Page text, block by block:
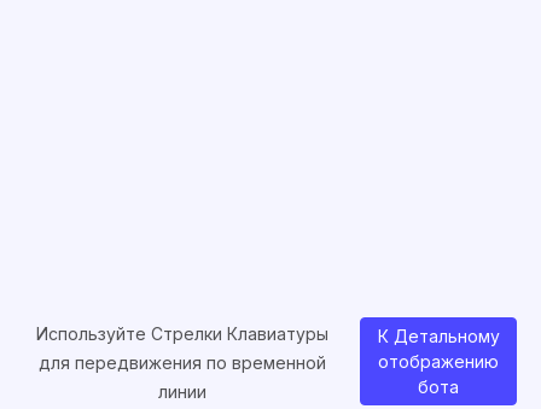
Используйте Стрелки Клавиатуры
для передвижения по временной
линии
К Детальному
отображению
бота